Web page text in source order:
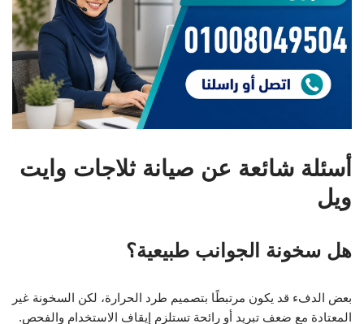
أسئلة شائعة عن صيانة ثلاجات وايت
ويل
هل سخونة الجوانب طبيعية؟
بعض الدفء قد يكون مرتبطًا بتصميم طرد الحرارة، لكن السخونة غير
المعتادة مع ضعف تبريد أو رائحة تستلزم إيقاف الاستخدام والفحص.